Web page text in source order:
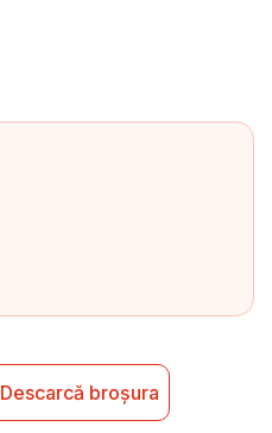
Descarcă broșura